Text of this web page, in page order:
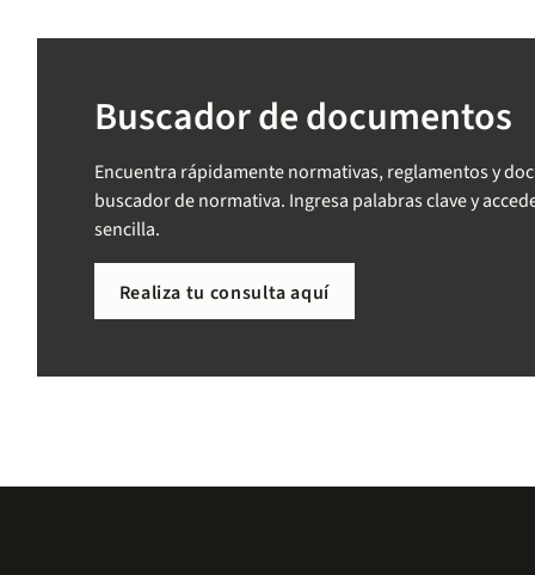
Buscador de documentos
Encuentra rápidamente normativas, reglamentos y
buscador de normativa. Ingresa palabras clave y
sencilla.
Realiza tu consulta aquí